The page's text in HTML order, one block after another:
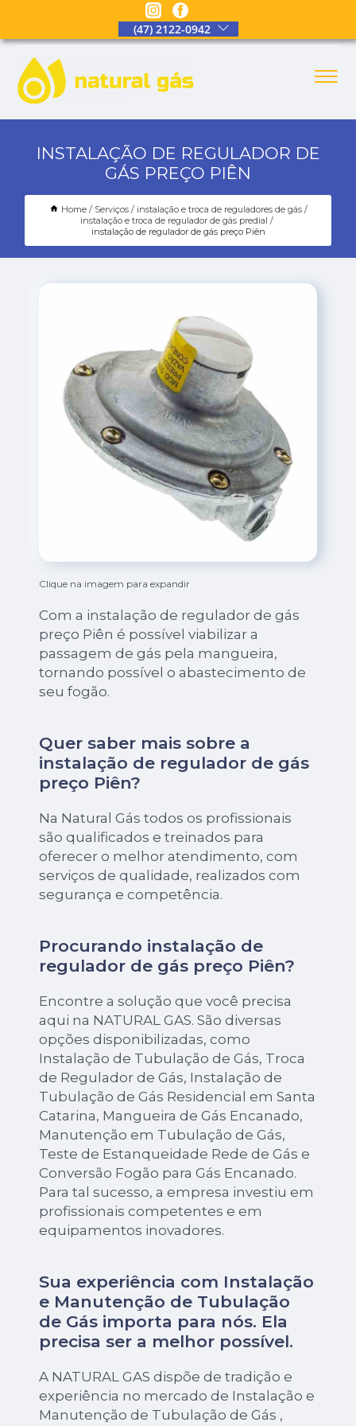
(47) 2122-0942
INSTALAÇÃO DE REGULADOR DE
GÁS PREÇO PIÊN
Home Serviços
instalação e troca de reguladores de gás
instalação e troca de regulador de gás predial
instalação de regulador de gás preço Piên
Clique na imagem para expandir
Com a instalação de regulador de gás
preço Piên é possível viabilizar a
passagem de gás pela mangueira,
tornando possível o abastecimento de
seu fogão.
Quer saber mais sobre a
instalação de regulador de gás
preço Piên?
Na Natural Gás todos os profissionais
são qualificados e treinados para
oferecer o melhor atendimento, com
serviços de qualidade, realizados com
segurança e competência.
Procurando instalação de
regulador de gás preço Piên?
Encontre a solução que você precisa
aqui na NATURAL GAS. São diversas
opções disponibilizadas, como
Instalação de Tubulação de Gás, Troca
de Regulador de Gás, Instalação de
Tubulação de Gás Residencial em Santa
Catarina, Mangueira de Gás Encanado,
Manutenção em Tubulação de Gás,
Teste de Estanqueidade Rede de Gás e
Conversão Fogão para Gás Encanado.
Para tal sucesso, a empresa investiu em
profissionais competentes e em
equipamentos inovadores.
Sua experiência com Instalação
e Manutenção de Tubulação
de Gás importa para nós. Ela
precisa ser a melhor possível.
A NATURAL GAS dispõe de tradição e
experiência no mercado de Instalação e
Manutenção de Tubulação de Gás ,